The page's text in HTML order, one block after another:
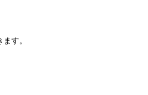
す。